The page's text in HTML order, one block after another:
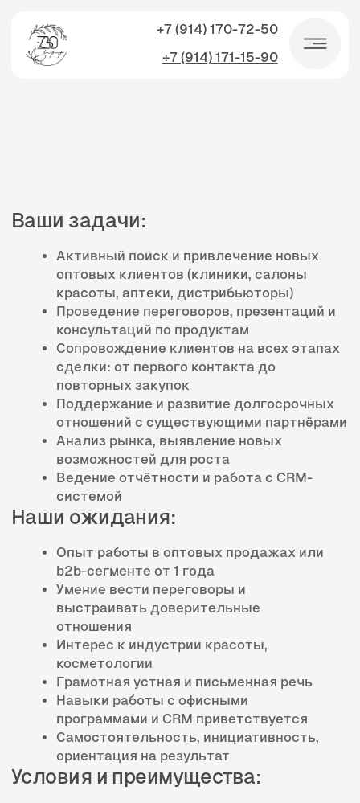
+7 (914) 170-72-50
Проведение переговоров, презентаций и
Сопровождение клиентов на всех этапах
сделки: от первого контакта до
повторных закупок
Поддержание и развитие долгосрочных
отношений с существующими партнёрами
Анализ рынка, выявление новых
возможностей для роста
Ведение отчётности и работа с CRM-
системой
Наши ожидания:
Опыт работы в оптовых продажах или
b2b-сегменте от 1 года
Умение вести переговоры и
выстраивать доверительные
отношения
Интерес к индустрии красоты,
косметологии
Грамотная устная и письменная речь
Навыки работы с офисными
программами и CRM приветствуется
Самостоятельность, инициативность,
Условия и преимущества:
Оформление по ТК РФ, стабильная
заработная плата
График работы: 5/2, с 9:00 до 18:00
Возможности для профессионального и
карьерного роста
Скидки на продукцию компании,
по спец прайсу компании
Дружная команда и поддержка на всех